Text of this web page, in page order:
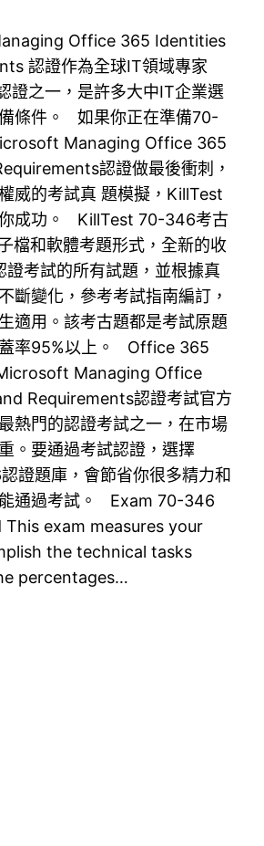
Office 365 Identities
認證作為全球IT領域專家
證之一，是許多大中IT企業選
條件。 如果你正在準備70-
Managing Office 365
認證做最後衝刺，
威的考試真 題模擬，KillTest
成功。 KillTest 70-346考古
檔和軟體考題形式，全新的收
考試的所有試題，並根據真
斷變化，參考考試指南編訂，
適用。該考古題都是考試原題
率95%以上。 Office 365
Managing Office
Requirements認證考試官方
熱門的認證考試之一，在市場
。要通過考試認證，選擇
證題庫，會節省你很多精力和
通過考試。 Exam 70-346
This exam measures your
the technical tasks
percentages…